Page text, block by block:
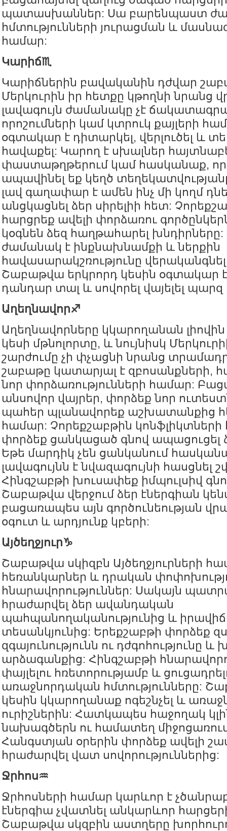
պատասխաններ: Սա բարենպաստ
հմտությունների յուրացման և
համար:
Կարիճ♏️
Կարիճներին բավականին դժվար
Մերկուրին իր հետքը կթողնի նրանց
լավագույն ժամանակը չէ
որոշումների կամ կտրուկ քայլերի
օգտակար է դիտարկել, վերլուծել և
հավաքել: Կարող է սխալներ
փաստաթղթերում կամ հասկանաք,
ապավինել եք կեղծ
լավ գաղափար է ամեն ինչ մի կողմ
անցկացնել ձեր սիրելիի հետ:
հարցրեք ավելի փորձառու
կօգնեն ձեզ հաղթահարել
ժամանակ է ինքնախնամքի և ներքին
հավասարակշռությունը
Շաբաթվա երկրորդ կեսին օգտակար
դանդար տալ և սովորել վայելել
Աղեղնավոր♐️
Աղեղնավորները կկարողանան
կեսի մթնոլորտը, և նույնիսկ
շարժումը չի փչացնի նրանց
շաբաթը կատարյալ է զբոսանքների,
նոր փորձառությունների համար:
անսովոր վայրեր, փորձեք նոր
պահեր պլանավորեք աշխատանքից
համար: Չորեքշաբթին կոնֆլիկտների
փորձեք ցանկացած գնով ապացուցել
Եթե մարդիկ չեն ցանկանում
լավագույնն է նվազագույնի հասցնել
Հինգշաբթի խուսափեք իմպուլսիվ
Շաբաթվա վերջում ձեր էներգիան
բացառապես այն գործունեության
օգուտ և արդյունք կբերի:
Այծեղջյուր♑️
Շաբաթվա սկիզբն Այծեղջյուրների
հեռանկարներ և դրական
հնարավորություններ: Սակայն
հրաժարվել ձեր ավանդական
պահպանողականությունից և
տեսանկյունից: Երեքշաբթի փորձեք
զգայունությունն ու դժգոհությունը
արձագանքից: Հինգշաբթի
փայլելու հռետորությամբ և
առաջնորդական հմտությունները:
կեսին կկարողանաք ոգեշնչել և
ուրիշներին: Հատկապես հաջողակ
նախագծերն ու համատեղ
Հանգստյան օրերին փորձեք ավելի
հրաժարվել վատ սովորություններից:
Ջրհոս♒️
Ջրհոսների համար կարևոր է
էներգիա չվատնել անկարևոր
Շաբաթվա սկզբին աստղերը